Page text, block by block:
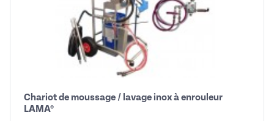
Chariot de moussage / lavage inox à enrouleur
LAMA®